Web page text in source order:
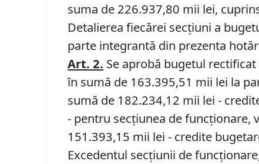
suma de 226.937,80 mii lei,
Detalierea fiecărei secțiuni a
parte integrantă din prezenta
Art. 2. Se aprobă bugetul
în sumă de 163.395,51 mii lei la
sumă de 182.234,12 mii lei -
- pentru secţiunea de funcţionare,
151.393,15 mii lei - credite
Excedentul secţiunii de